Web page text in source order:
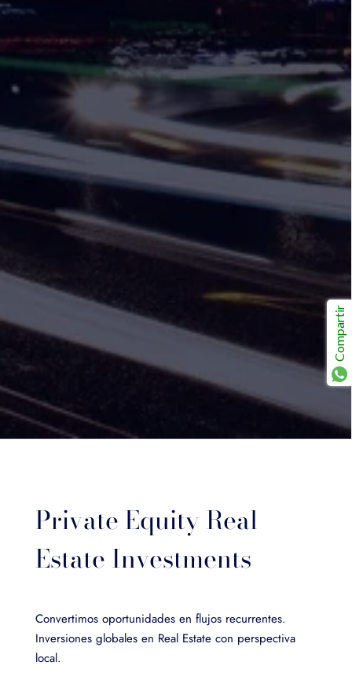
Private Equity Real
Estate Investments
Convertimos oportunidades en flujos recurrentes.
Inversiones globales en Real Estate con perspectiva
local.
Compartir